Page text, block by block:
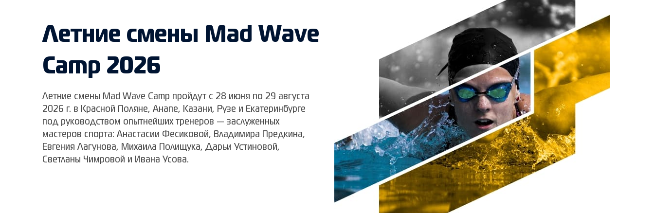
Летние смены Mad Wave
Camp 2026
Летние смены Mad Wave Camp пройдут с 28 июня по 29 августа
2026 г. в Красной Поляне, Анапе, Казани, Рузе и Екатеринбурге
под руководством опытнейших тренеров — заслуженных
мастеров спорта: Анастасии Фесиковой, Владимира Предкина,
Евгения Лагунова, Михаила Полищука, Дарьи Устиновой,
Светланы Чимровой и Ивана Усова.